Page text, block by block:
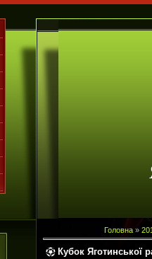
Головна»
Кубок Яготинської